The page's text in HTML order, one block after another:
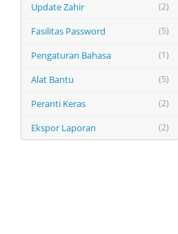
(2)
Update Zahir
(5)
Fasilitas Password
(1)
Pengaturan Bahasa
(5)
Alat Bantu
(2)
Peranti Keras
(2)
Ekspor Laporan